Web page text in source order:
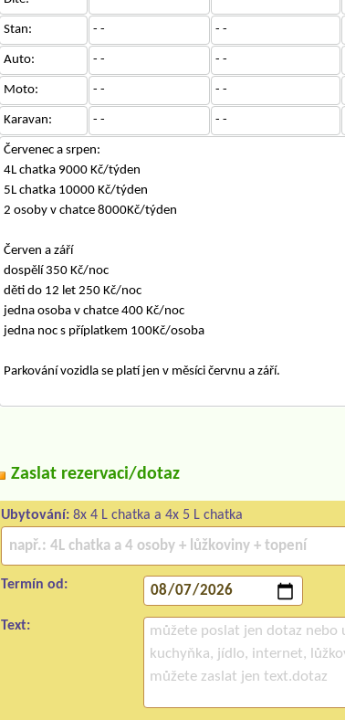
Stan: - - - -
Auto: - - - -
Moto: - - - -
Karavan: - - - -
Červenec a srpen:
4L chatka 9000 Kč/týden
5L chatka 10000 Kč/týden
2 osoby v chatce 8000Kč/týden
Červen a září
dospělí 350 Kč/noc
děti do 12 let 250 Kč/noc
jedna osoba v chatce 400 Kč/noc
jedna noc s příplatkem 100Kč/osoba
Parkování vozidla se platí jen v měsíci červnu a září.
Zaslat rezervaci/dotaz
Ubytování: 8x 4 L chatka a 4x 5 L chatka
Termín od:
Text: